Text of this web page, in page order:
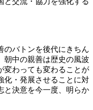
のバトンを後代にきちん
朝中の親善は歴史の風波
変わっても変わることが
化・発展させることに対
と決意を今一度、明らか